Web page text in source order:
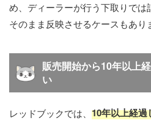
め、ディーラーが行う下取りで
そのまま反映させるケースもあり
販売開始から10年以上
い
レッドブックでは、 10年以上経